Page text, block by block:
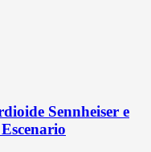
Sennheiser e